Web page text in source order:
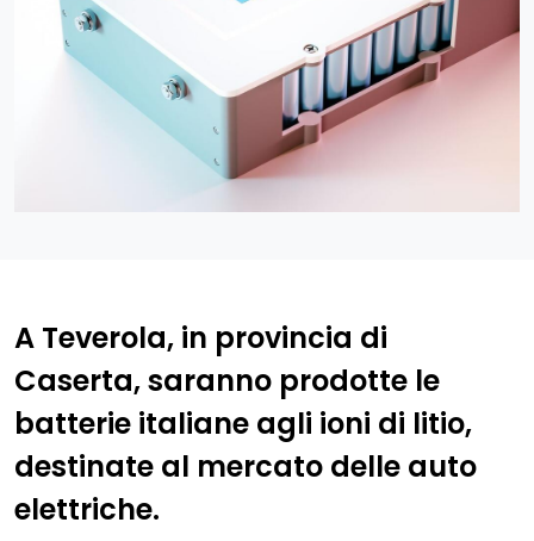
A Teverola, in provincia di
Caserta, saranno prodotte le
batterie italiane agli ioni di litio,
destinate al mercato delle auto
elettriche.